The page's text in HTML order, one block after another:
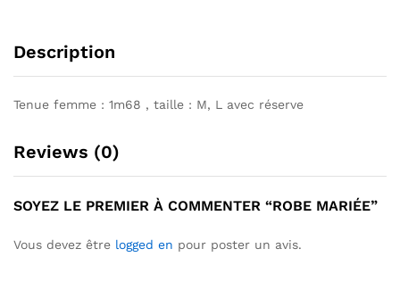
Description
Tenue femme : 1m68 , taille : M, L avec réserve
Reviews (0)
SOYEZ LE PREMIER À COMMENTER “ROBE MARIÉE”
Vous devez être logged en pour poster un avis.